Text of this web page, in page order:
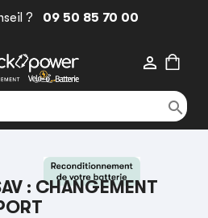
? 09 50 85 70 00


: CHANGEMENT